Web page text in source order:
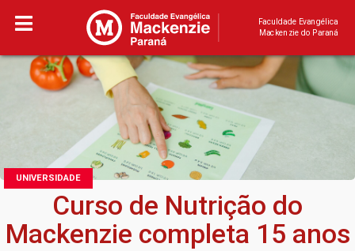
Faculdade Evangélica
Mackenzie do Paraná
UNIVERSIDADE
Curso de Nutrição do
Mackenzie completa 15 anos